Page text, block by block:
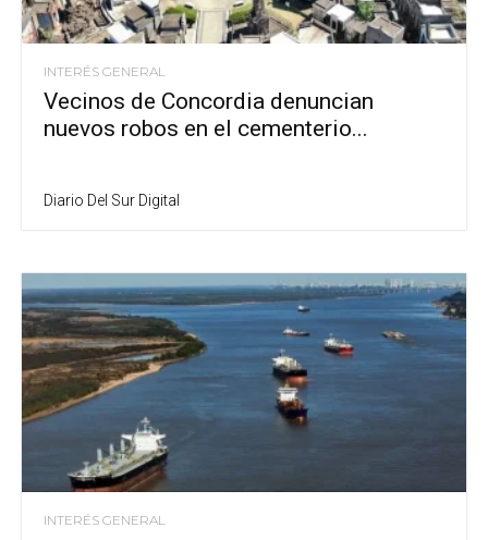
INTERÉS GENERAL
Vecinos de Concordia denuncian
nuevos robos en el cementerio...
Diario Del Sur Digital
INTERÉS GENERAL